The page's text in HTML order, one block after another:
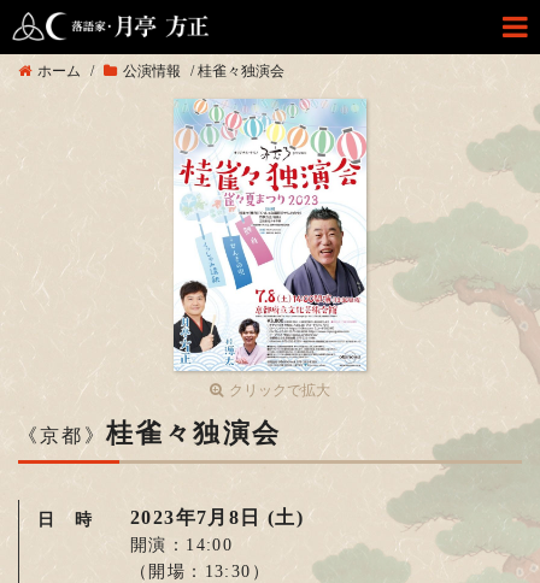
ホーム / 公演情報 /桂雀々独演会
クリックで拡大
《京都》桂雀々独演会
日 時 2023年7月8日 (土)
開演：14:00
（開場：13:30）